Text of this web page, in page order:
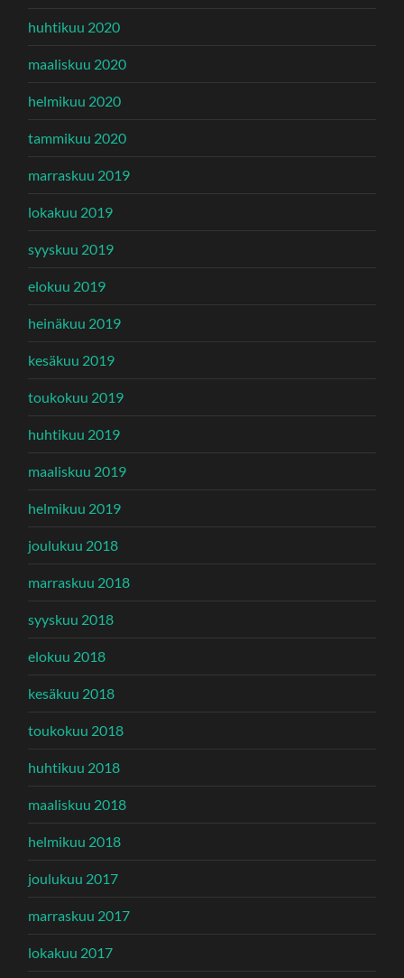
huhtikuu 2020
maaliskuu 2020
helmikuu 2020
tammikuu 2020
marraskuu 2019
lokakuu 2019
syyskuu 2019
elokuu 2019
heinäkuu 2019
kesäkuu 2019
toukokuu 2019
huhtikuu 2019
maaliskuu 2019
helmikuu 2019
joulukuu 2018
marraskuu 2018
syyskuu 2018
elokuu 2018
kesäkuu 2018
toukokuu 2018
huhtikuu 2018
maaliskuu 2018
helmikuu 2018
joulukuu 2017
marraskuu 2017
lokakuu 2017